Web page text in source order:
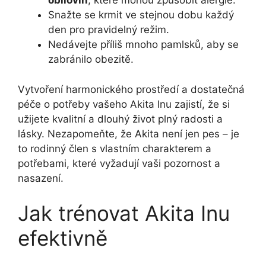
Snažte se krmit ve stejnou dobu každý
den pro pravidelný režim.
Nedávejte příliš mnoho pamlsků, aby se
zabránilo obezitě.
Vytvoření harmonického prostředí a dostatečná
péče o potřeby vašeho Akita Inu zajistí, že si
užijete kvalitní a dlouhý život plný radosti a
lásky. Nezapomeňte, že Akita není jen pes – je
to rodinný člen s vlastním charakterem a
potřebami, které vyžadují vaši pozornost a
nasazení.
Jak trénovat Akita Inu
efektivně